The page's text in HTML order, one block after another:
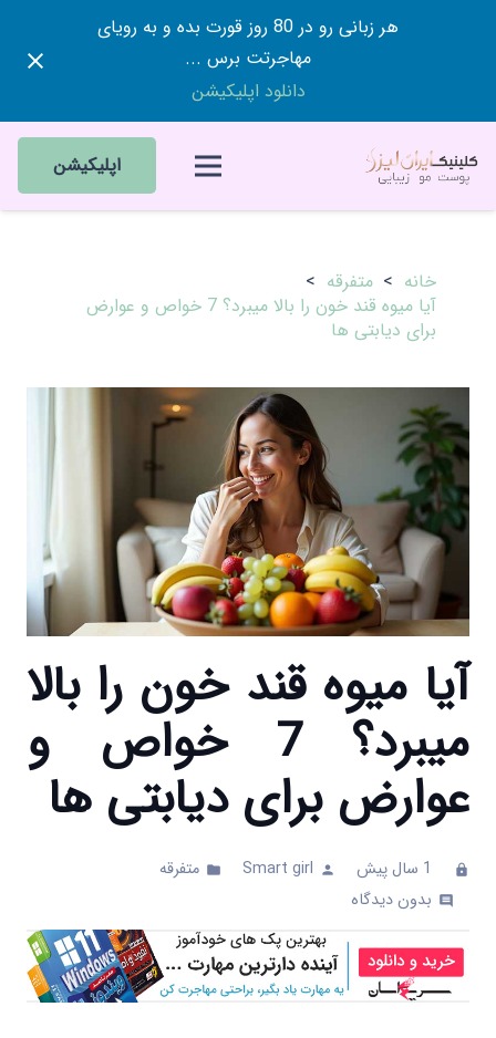
هر زبانی رو در 80 روز قورت بده و به رویای
مهاجرتت برس ...
دانلود اپلیکیشن
اپلیکیشن
خانه > متفرقه >
آیا میوه قند خون را بالا میبرد؟ 7 خواص و عوارض
برای دیابتی ها
آیا میوه قند خون را بالا
میبرد؟ 7 خواص و
عوارض برای دیابتی ها
clock 1 سال پیش person
Smart girl
folder متفرقه
comments بدون دیدگاه